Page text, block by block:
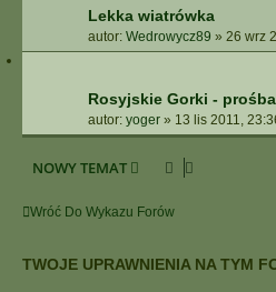
Lekka wiatrówka
autor: Wedrowycz89 » 26 wrz
Rosyjskie Gorki -
autor: yoger » 13 lis 2011,
NOWY TEMAT
Wróć Do Wykazu Forów
TWOJE UPRAWNIENIA NA TYM